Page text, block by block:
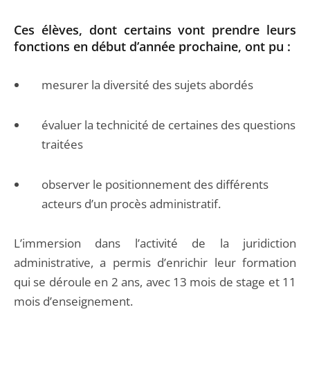
Ces élèves, dont certains vont prendre leurs
fonctions en début d’année prochaine, ont pu :
mesurer la diversité des sujets abordés
évaluer la technicité de certaines des questions
traitées
observer le positionnement des différents
acteurs d’un procès administratif.
L’immersion dans l’activité de la juridiction
administrative, a permis d’enrichir leur formation
qui se déroule en 2 ans, avec 13 mois de stage et 11
mois d’enseignement.